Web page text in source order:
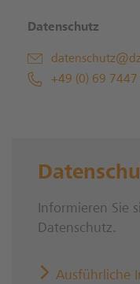
Datenschutz
+49 (0) 69 7447
Informieren Sie
Datenschutz.
Ausführliche